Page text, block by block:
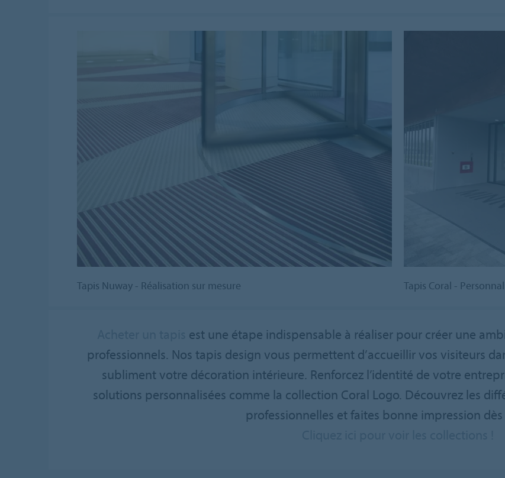
Tapis Nuway - Réalisation sur mesure Tapis Coral -
est une étape indispensable à réaliser pour créer une
professionnels. Nos tapis design vous permettent d’accueillir vos visiteurs
subliment votre décoration intérieure. Renforcez l’identité de votre
solutions personnalisées comme la collection Coral Logo. Découvrez les
professionnelles et faites bonne impression dès